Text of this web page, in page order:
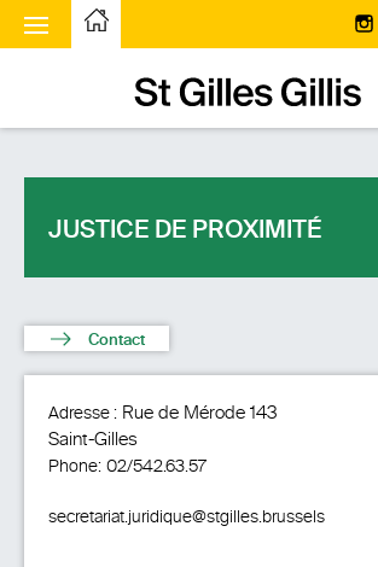
Page d’accueilPage d'accueil
Page d’accueilPage d'accueil
à bascule
JUSTICE DE PROXIMITÉ
Contact
Adresse : Rue de Mérode 143
Saint-Gilles
Phone: 02/542.63.57
secretariat.juridique@stgilles.brussels